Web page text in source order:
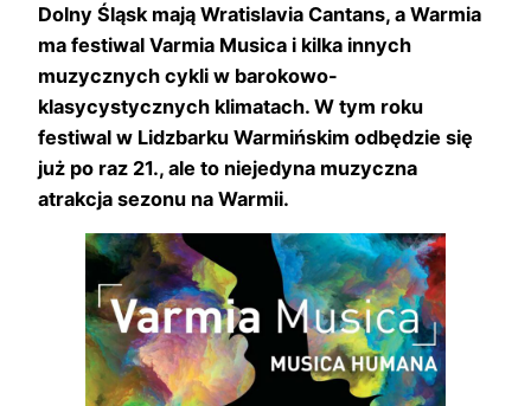
Dolny Śląsk mają Wratislavia Cantans, a Warmia
ma festiwal Varmia Musica i kilka innych
muzycznych cykli w barokowo-
klasycystycznych klimatach. W tym roku
festiwal w Lidzbarku Warmińskim odbędzie się
już po raz 21., ale to niejedyna muzyczna
atrakcja sezonu na Warmii.